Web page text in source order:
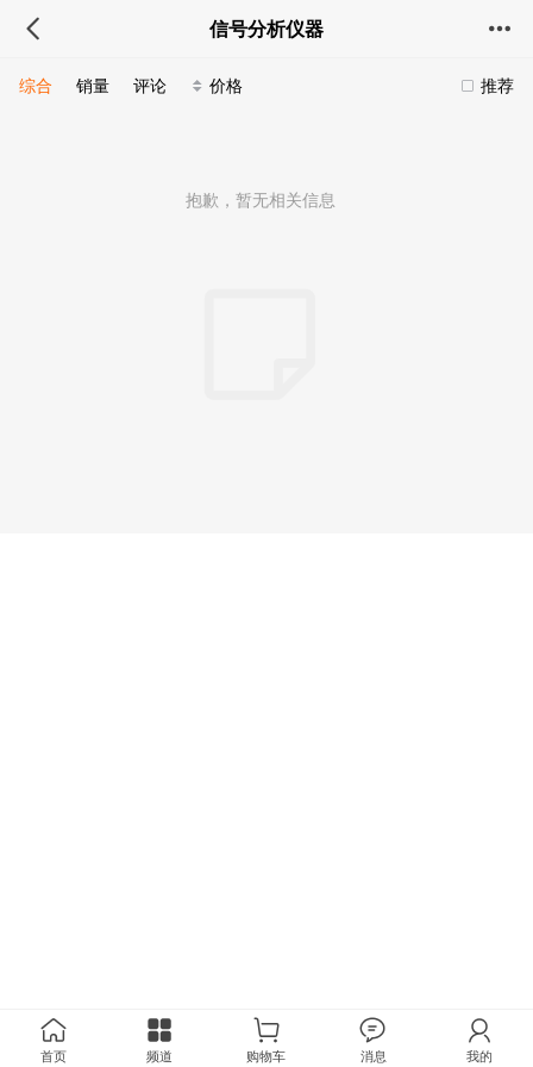
信号分析仪器
推荐
综合 销量 评论 价格
抱歉，暂无相关信息
首页 频道 购物车 消息 我的